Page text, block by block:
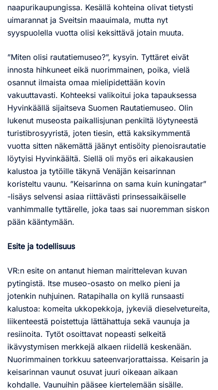
naapurikaupungissa. Kesällä kohteina olivat tietysti
uimarannat ja Sveitsin maauimala, mutta nyt
syyspuolella vuotta olisi keksittävä jotain muuta.
”Miten olisi rautatiemuseo?”, kysyin. Tyttäret eivät
innosta hihkuneet eikä nuorimmainen, poika, vielä
osannut ilmaista omaa mielipidettään kovin
vakuuttavasti. Kohteeksi valikoitui joka tapauksessa
Hyvinkäällä sijaitseva Suomen Rautatiemuseo. Olin
lukenut museosta paikallisjunan penkiltä löytyneestä
turistibrosyyristä, joten tiesin, että kaksikymmentä
vuotta sitten näkemättä jäänyt entisöity pienoisrautatie
löytyisi Hyvinkäältä. Siellä oli myös eri aikakausien
kalustoa ja tytöille täkynä Venäjän keisarinnan
koristeltu vaunu. ”Keisarinna on sama kuin kuningatar”
-lisäys selvensi asiaa riittävästi prinsessaikäiselle
vanhimmalle tyttärelle, joka taas sai nuoremman siskon
pään kääntymään.
Esite ja todellisuus
VR:n esite on antanut hieman mairittelevan kuvan
pytingistä. Itse museo-osasto on melko pieni ja
jotenkin nuhjuinen. Ratapihalla on kyllä runsaasti
kalustoa: komeita ukkopekkoja, jykeviä dieselvetureita,
liikenteestä poistettuja lättähattuja sekä vaunuja ja
resiinoita. Tytöt osoittavat nopeasti selkeitä
ikävystymisen merkkejä alkaen riidellä keskenään.
Nuorimmainen torkkuu sateenvarjorattaissa. Keisarin ja
keisarinnan vaunut osuvat juuri oikeaan aikaan
kohdalle. Vaunuihin pääsee kiertelemään sisälle.